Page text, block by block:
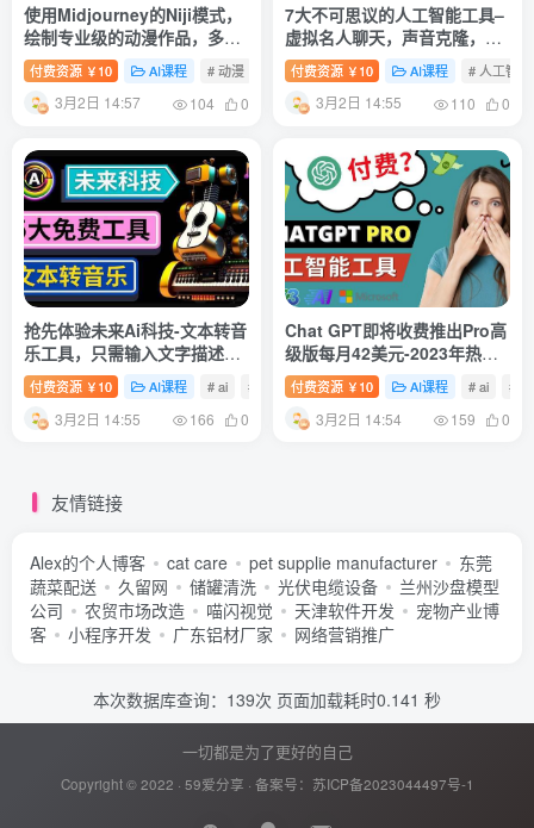
使用Midjourney的Niji模式，
绘制专业级的动漫作品，多重
风格可选
付费资源 ￥ 10 AI课程 # 动漫 # niji
3月2日 14:57 104 0
7大不可思议的人工智能工具–
虚拟名人聊天，声音克隆，Ai
律师，论文写作
付费资源 ￥ 10 AI课程 # 人工智能
3月2日 14:55 110 0
抢先体验未来Ai科技-文本转音
乐工具，只需输入文字描述，
即可创作歌曲和音乐
付费资源 ￥ 10 AI课程 # ai # 文本 # 文字描述
3月2日 14:55 166 0
Chat GPT即将收费推出Pro高
级版每月42美元-2023年热门
的Ai应用还有哪些
付费资源 ￥ 10 AI课程 # ai #
3月2日 14:54 159 0
友情链接
Alex的个人博客 cat care pet supplie manufacturer
东莞
蔬菜配送
久留网 储罐清洗 光伏电缆设备
兰州沙盘模型
公司
农贸市场改造 喵闪视觉 天津软件开发
宠物产业博
客
小程序开发 广东铝材厂家 网络营销推广
本次数据库查询：139次 页面加载耗时0.141 秒
一切都是为了更好的自己
Copyright © 2022 · 59爱分享 · 备案号： 苏ICP备2023044497号-1